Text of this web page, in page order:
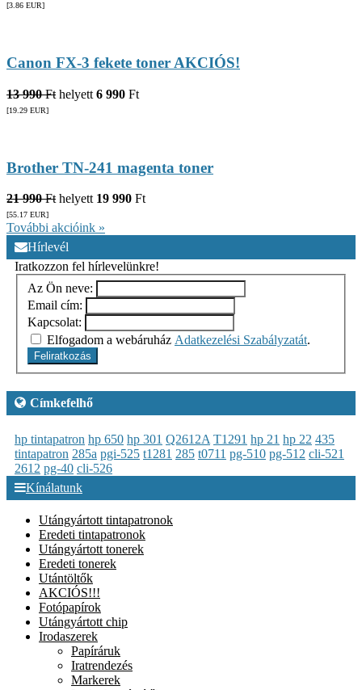
[3.86 EUR]
Canon FX-3 fekete toner AKCIÓS!
13 990 Ft helyett 6 990 Ft
[19.29 EUR]
Brother TN-241 magenta toner
21 990 Ft helyett 19 990 Ft
[55.17 EUR]
További akcióink »
Hírlevél
Iratkozzon fel hírlevelünkre!
Az Ön neve:
Email cím:
Kapcsolat:
Elfogadom a webáruház Adatkezelési Szabályzatát.
Feliratkozás
Címkefelhő
hp tintapatron hp 650 hp 301 Q2612A T1291 hp 21 hp 22 435
tintapatron 285a pgi-525 t1281 285 t0711 pg-510 pg-512 cli-521
2612 pg-40 cli-526
Kínálatunk
Utángyártott tintapatronok
Eredeti tintapatronok
Utángyártott tonerek
Eredeti tonerek
Utántöltők
AKCIÓS!!!
Fotópapírok
Utángyártott chip
Irodaszerek
Papíráruk
Iratrendezés
Markerek